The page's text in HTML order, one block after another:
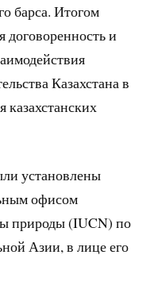
барса. Итогом
договоренность и
Казахстана в
казахстанских
установлены
офисом
природы (IUCN) по
Азии, в лице его